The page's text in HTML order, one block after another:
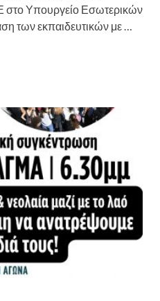
στο Υπουργείο Εσωτερικών
των εκπαιδευτικών με …